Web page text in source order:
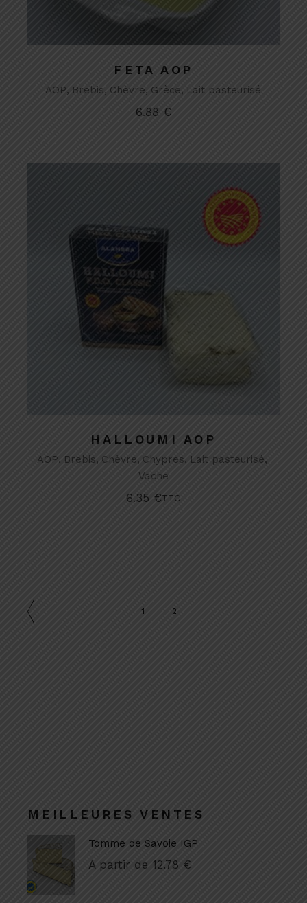
FETA AOP
AOP Brebis Chèvre Grèce Lait pasteurisé
6.88 €
HALLOUMI AOP
AOP Brebis Chèvre Chypres
Lait pasteurisé
Vache
6.35 €TTC
1 2
MEILLEURES VENTES
Tomme de Savoie IGP
A partir de 12.78 €